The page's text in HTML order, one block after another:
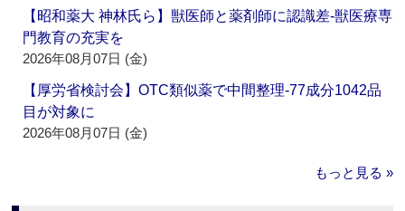
【昭和薬大 神林氏ら】獣医師と薬剤師に認識差‐獣医療専
門教育の充実を
2026年08月07日 (金)
【厚労省検討会】OTC類似薬で中間整理‐77成分1042品
目が対象に
2026年08月07日 (金)
もっと見る »